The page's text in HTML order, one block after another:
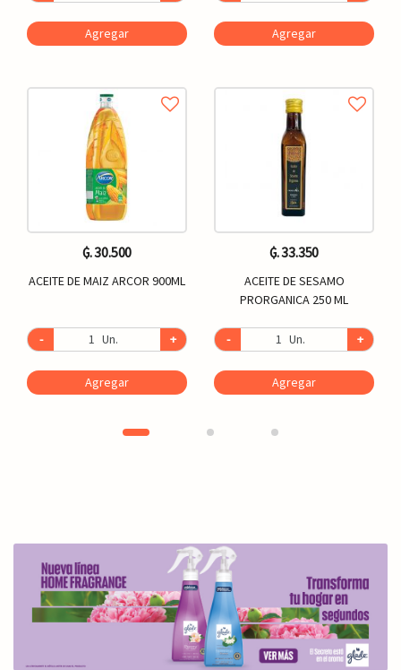
Agregar
₲. 30.500
ACEITE DE MAIZ ARCOR 900ML
- Un. +
Agregar
Agregar
₲. 33.350
ACEITE DE SESAMO
PRORGANICA 250 ML
- Un. +
Agregar